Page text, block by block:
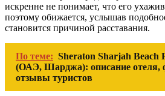
искренне не понимает, что его
поэтому обижается, услышав
становится причиной расставания.
По теме: Sheraton Sharjah Beach
(ОАЭ, Шарджа): описание отеля,
отзывы туристов